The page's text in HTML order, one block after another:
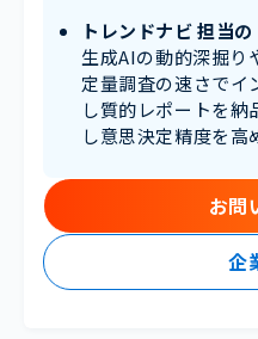
トレンドナビ 担当の
生成AIの動的深掘り
定量調査の速さでイ
し質的レポートを
し意思決定精度を高
企
お問